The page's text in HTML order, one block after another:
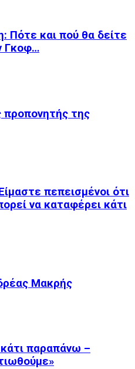
Πότε και πού θα δείτε
Γκοφ…
της
πεπεισμένοι ότι
να καταφέρει κάτι
Μακρής
κάτι παραπάνω –